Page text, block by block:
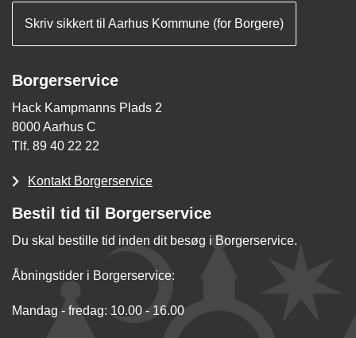
Skriv sikkert til Aarhus Kommune (for Borgere)
Borgerservice
Hack Kampmanns Plads 2
8000 Aarhus C
Tlf. 89 40 22 22
Kontakt Borgerservice
Bestil tid til Borgerservice
Du skal bestille tid inden dit besøg i Borgerservice.
Åbningstider i Borgerservice:
Mandag - fredag: 10.00 - 16.00